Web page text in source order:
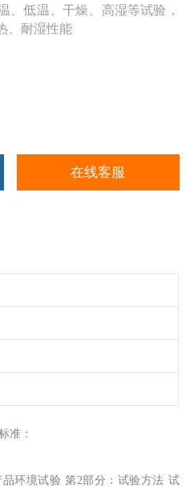
、低温、干燥、高湿等试验，
、耐湿性能
在线客服
准：
品环境试验 第2部分：试验方法 试